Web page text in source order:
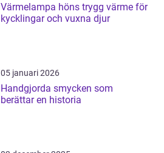
Värmelampa höns trygg värme för
kycklingar och vuxna djur
05 januari 2026
Handgjorda smycken som
berättar en historia